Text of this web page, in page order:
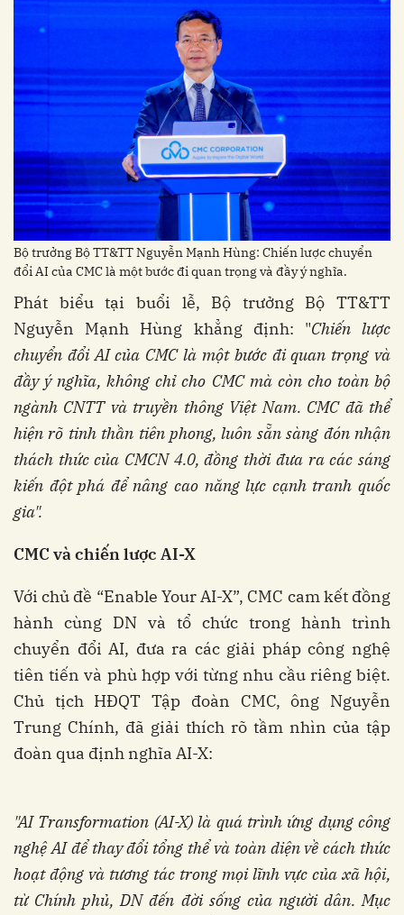
Bộ trưởng Bộ TT&TT Nguyễn Mạnh Hùng: Chiến lược chuyển
đổi AI của CMC là một bước đi quan trọng và đầy ý nghĩa.
Phát biểu tại buổi lễ, Bộ trưởng Bộ TT&TT
Nguyễn Mạnh Hùng khẳng định: "Chiến lược
chuyển đổi AI của CMC là một bước đi quan trọng và
đầy ý nghĩa, không chỉ cho CMC mà còn cho toàn bộ
ngành CNTT và truyền thông Việt Nam. CMC đã thể
hiện rõ tinh thần tiên phong, luôn sẵn sàng đón nhận
thách thức của CMCN 4.0, đồng thời đưa ra các sáng
kiến đột phá để nâng cao năng lực cạnh tranh quốc
gia".
CMC và chiến lược AI-X
Với chủ đề “Enable Your AI-X”, CMC cam kết đồng
hành cùng DN và tổ chức trong hành trình
chuyển đổi AI, đưa ra các giải pháp công nghệ
tiên tiến và phù hợp với từng nhu cầu riêng biệt.
Chủ tịch HĐQT Tập đoàn CMC, ông Nguyễn
Trung Chính, đã giải thích rõ tầm nhìn của tập
đoàn qua định nghĩa AI-X:
"AI Transformation (AI-X) là quá trình ứng dụng công
nghệ AI để thay đổi tổng thể và toàn diện về cách thức
hoạt động và tương tác trong mọi lĩnh vực của xã hội,
từ Chính phủ, DN đến đời sống của người dân. Mục